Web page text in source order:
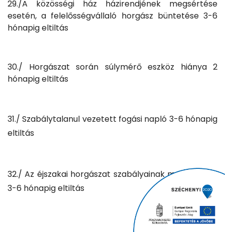
29./A közösségi ház házirendjének megsértése
esetén, a felelősségvállaló horgász büntetése 3-6
hónapig eltiltás
30./ Horgászat során súlymérő eszköz hiánya 2
hónapig eltiltás
31./ Szabálytalanul vezetett fogási napló 3-6 hónapig
eltiltás
32./ Az éjszakai horgászat szabályainak megszegése
3-6 hónapig eltiltás